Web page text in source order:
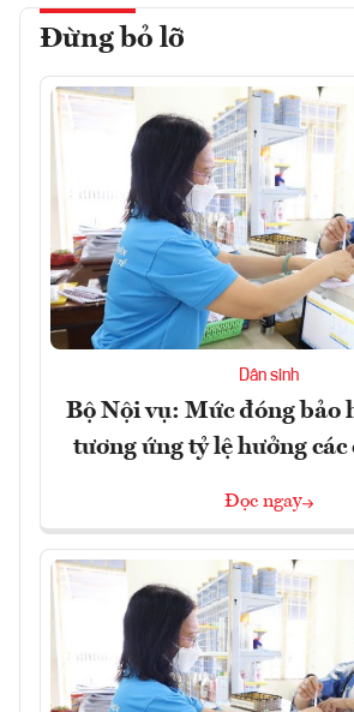
Đừng bỏ lỡ
Dân sinh
Bộ Nội vụ: Mức đóng bảo
tương ứng tỷ lệ hưởng các
Đọc ngay